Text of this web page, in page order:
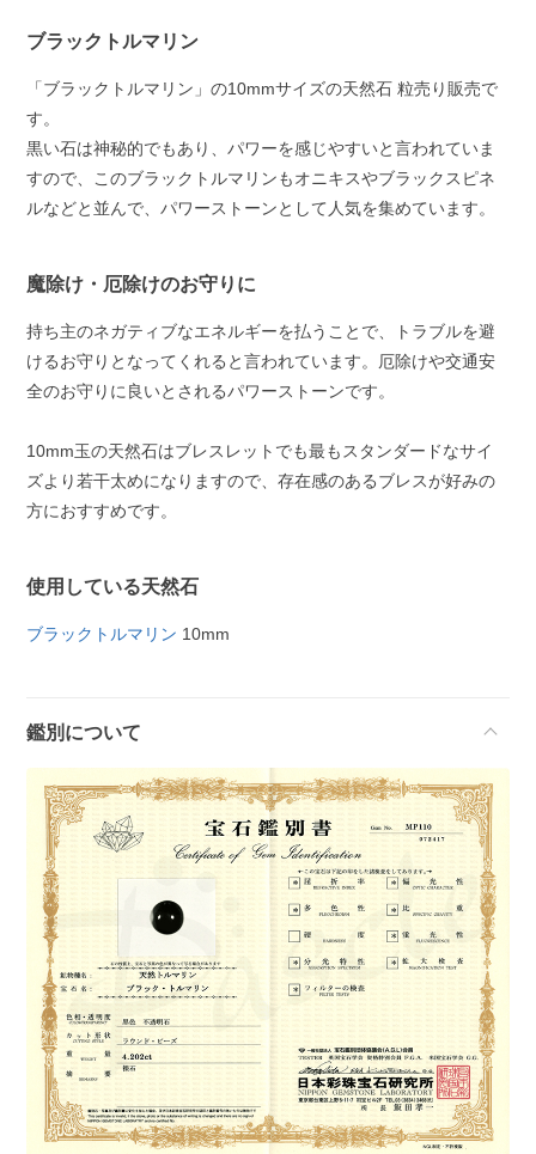
ブラックトルマリン
「ブラックトルマリン」の10mmサイズの天然石 粒売り販売で
す。
黒い石は神秘的でもあり、パワーを感じやすいと言われていま
すので、このブラックトルマリンもオニキスやブラックスピネ
ルなどと並んで、パワーストーンとして人気を集めています。
魔除け・厄除けのお守りに
持ち主のネガティブなエネルギーを払うことで、トラブルを避
けるお守りとなってくれると言われています。厄除けや交通安
全のお守りに良いとされるパワーストーンです。
10mm玉の天然石はブレスレットでも最もスタンダードなサイ
ズより若干太めになりますので、存在感のあるブレスが好みの
方におすすめです。
使用している天然石
ブラックトルマリン 10mm
鑑別について